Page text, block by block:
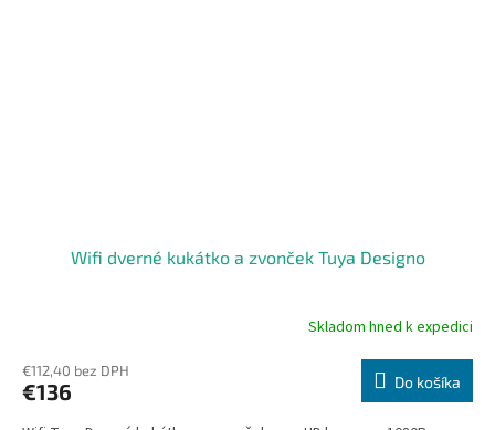
Wifi dverné kukátko a zvonček Tuya Designo
produktu
je
Skladom hned k expedici
€112,40 bez DPH
€136 Do košíka